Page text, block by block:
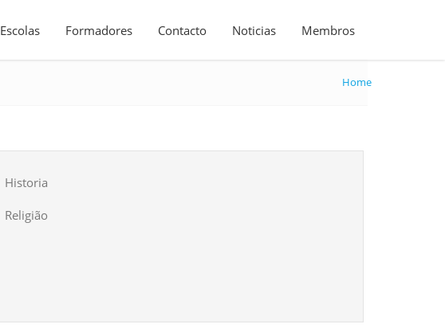
Escolas Formadores Contacto Noticias Membros
Home
Historia
Religião